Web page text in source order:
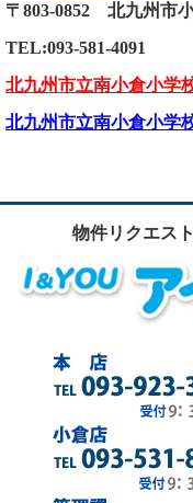
〒803-0852 北九州市
TEL:093-581-4091
北九州市立南小倉小学
北九州市立南小倉小学
物件リクエスト